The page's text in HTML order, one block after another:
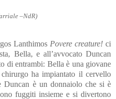
–NdR)
Lanthimos Povere creature!ci
Bella, e all’avvocato Duncan
di entrambi: Bella è una giovane
ha impiantato il cervello
Duncan è un donnaiolo che si è
fuggiti insieme e si divertono